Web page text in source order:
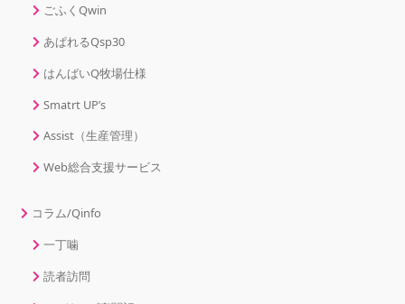
ごふくQwin
あぱれるQsp30
はんばいQ牧場仕様
Smatrt UP’s
Assist（生産管理）
Web総合支援サービス
コラム/Qinfo
一丁噛
読者訪問